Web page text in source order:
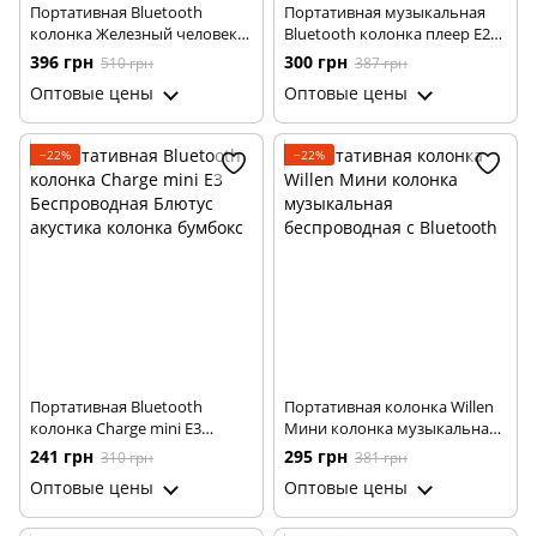
Портативная Bluetooth
колонка Железный человек
Marvel Iron Man ∙ USB ∙ micro
396 грн 510 грн
Оптовые цены
Портативная музыкальная
Bluetooth колонка плеер E2
CHARGE2
300 грн 387 грн
Оптовые цены
−22%
Портативная Bluetooth
колонка Charge mini E3
Беспроводная Блютус
акустика колонка бумбокс
241 грн 310 грн
Оптовые цены
−22%
Портативная колонка Willen
Мини колонка музыкальная
беспроводная с Bluetooth
295 грн 381 грн
Оптовые цены